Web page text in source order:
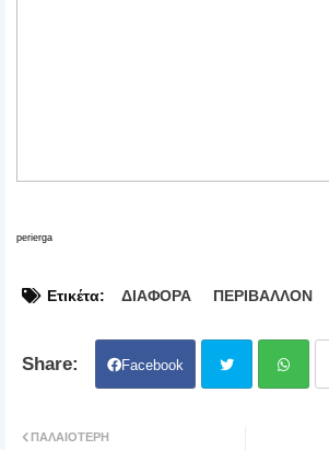
perierga
Ετικέτα: ΔΙΑΦΟΡΑ ΠΕΡΙΒΑΛΛΟΝ
Facebook
ΠΑΛΑΙΌΤΕΡΗ